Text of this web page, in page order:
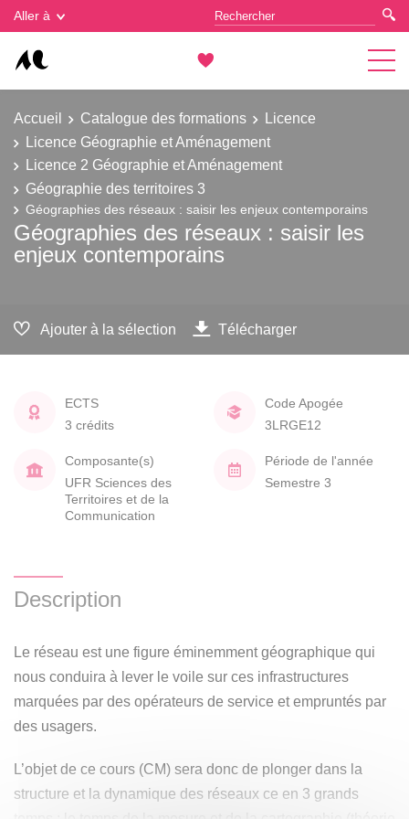
Aller à
Accueil Catalogue des formations
Licence
Licence Géographie et Aménagement
Licence 2 Géographie et Aménagement
Géographie des territoires 3
Géographies des réseaux : saisir les enjeux contemporains
Géographies des réseaux : saisir les
enjeux contemporains
Ajouter à la sélection Télécharger
ECTS
3 crédits
Code Apogée
3LRGE12
Composante(s)
UFR Sciences des
Territoires et de la
Communication
Période de l'année
Semestre 3
Description
Le réseau est une figure éminemment géographique qui
nous conduira à lever le voile sur ces infrastructures
marquées par des opérateurs de service et empruntés par
des usagers.
L’objet de ce cours (CM) sera donc de plonger dans la
structure et la dynamique des réseaux ce en 3 grands
Gestion des cookies